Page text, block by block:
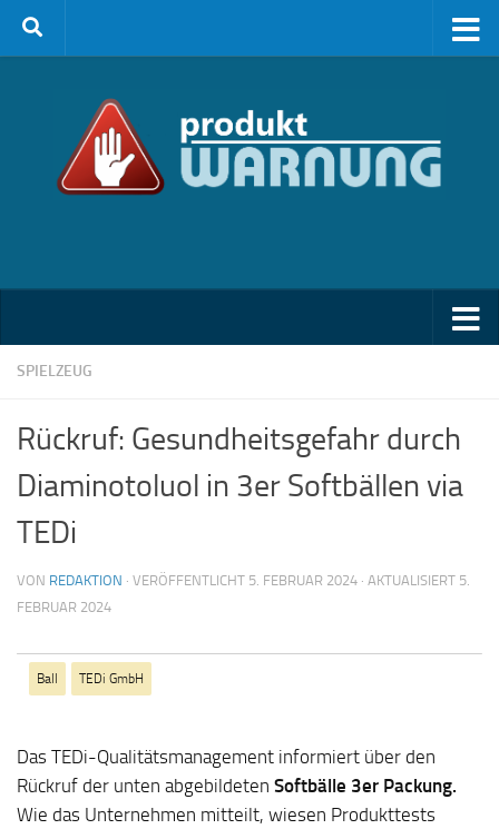
Zum Inhalt springen
SPIELZEUG
Rückruf: Gesundheitsgefahr durch
Diaminotoluol in 3er Softbällen via
TEDi
VON REDAKTION · VERÖFFENTLICHT 5. FEBRUAR 2024 · AKTUALISIERT 5.
FEBRUAR 2024
Ball TEDi GmbH
Das TEDi-Qualitätsmanagement informiert über den
Rückruf der unten abgebildeten Softbälle 3er Packung.
Wie das Unternehmen mitteilt, wiesen Produkttests